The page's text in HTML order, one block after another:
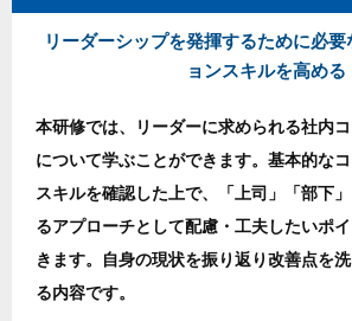
リーダーシップを発揮するために必
ョンスキルを高める
本研修では、リーダーに求められる社内
について学ぶことができます。基本的な
スキルを確認した上で、「上司」「部下
るアプローチとして配慮・工夫したいポ
きます。自身の現状を振り返り改善点を
る内容です。